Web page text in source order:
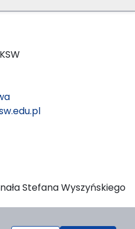
Stefana Wyszyńskiego